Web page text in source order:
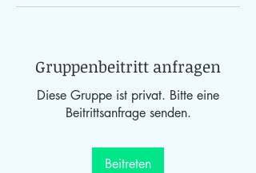
Gruppenbeitritt anfragen
Diese Gruppe ist privat. Bitte eine
Beitrittsanfrage senden.
Beitreten